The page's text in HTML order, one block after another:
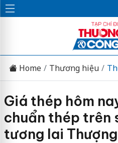
Home Thương hiệu
Giá thép hôm
chuẩn thép trên
tương lai